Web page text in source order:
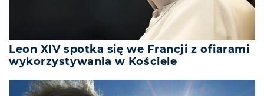
Leon XIV spotka się we Francji z ofiarami
wykorzystywania w Kościele